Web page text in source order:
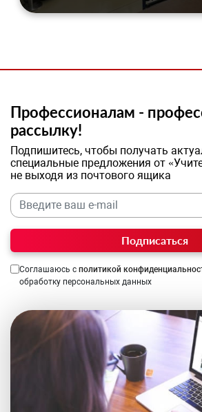
Профессионалам -
рассылку!
Подпишитесь, чтобы получать
специальные предложения от
не выходя из почтового ящика
Подписаться
Соглашаюсь с политикой
обработку персональных данных